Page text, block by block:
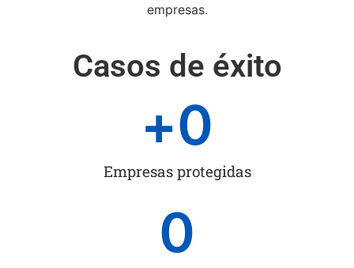
empresas.
Casos de éxito
Empresas protegidas
+0
0